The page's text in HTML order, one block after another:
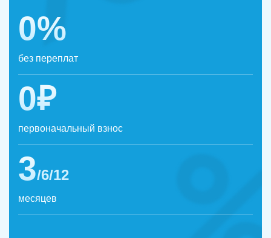
0%
без переплат
0₽
первоначальный взнос
3/6/12
месяцев